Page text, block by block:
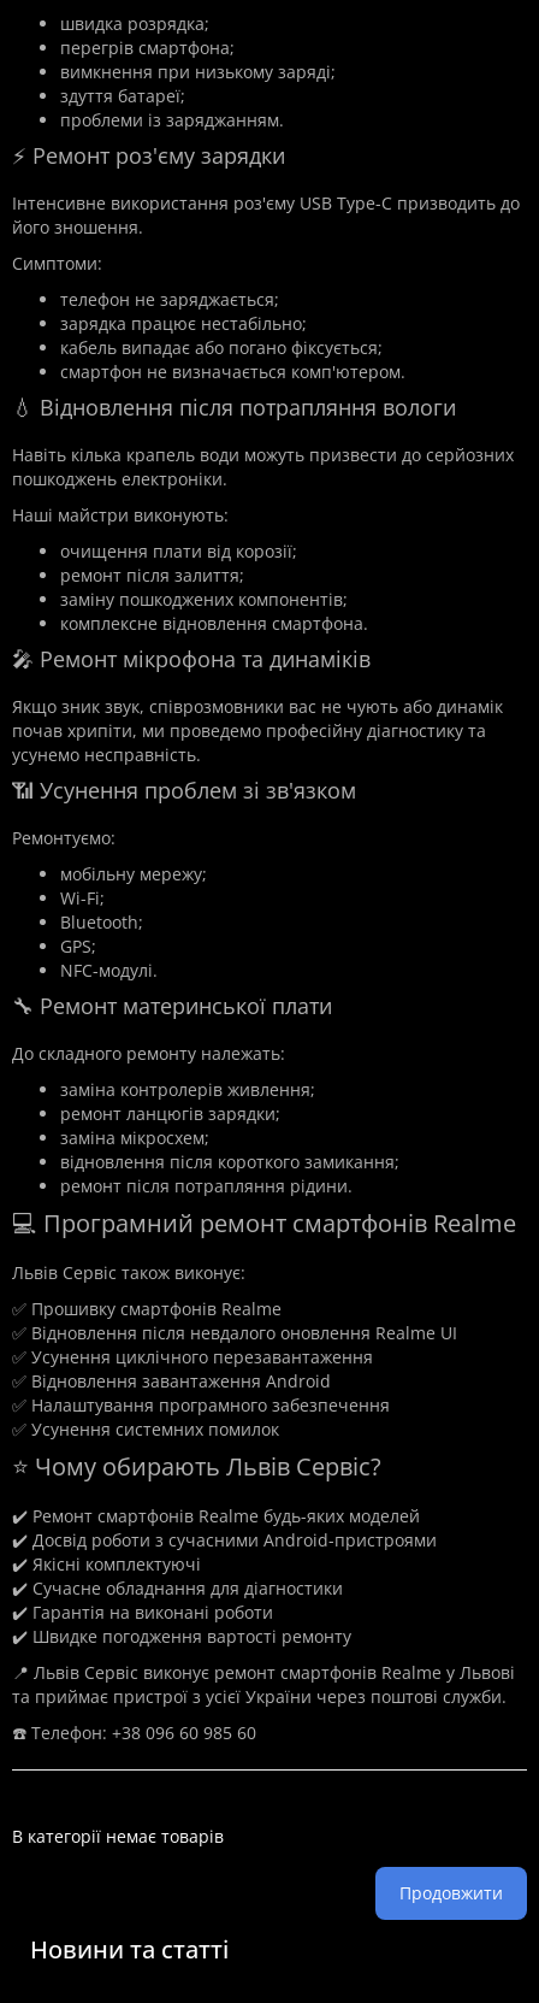
швидка розрядка;
перегрів смартфона;
вимкнення при низькому заряді;
здуття батареї;
проблеми із заряджанням.
⚡ Ремонт роз'єму зарядки
Інтенсивне використання роз'єму USB Type-C призводить до
його зношення.
Симптоми:
телефон не заряджається;
зарядка працює нестабільно;
кабель випадає або погано фіксується;
смартфон не визначається комп'ютером.
💧 Відновлення після потрапляння вологи
Навіть кілька крапель води можуть призвести до серйозних
пошкоджень електроніки.
Наші майстри виконують:
очищення плати від корозії;
ремонт після залиття;
заміну пошкоджених компонентів;
комплексне відновлення смартфона.
🎤 Ремонт мікрофона та динаміків
Якщо зник звук, співрозмовники вас не чують або динамік
почав хрипіти, ми проведемо професійну діагностику та
усунемо несправність.
📶 Усунення проблем зі зв'язком
Ремонтуємо:
мобільну мережу;
Wi-Fi;
Bluetooth;
GPS;
NFC-модулі.
🔧 Ремонт материнської плати
До складного ремонту належать:
заміна контролерів живлення;
ремонт ланцюгів зарядки;
заміна мікросхем;
відновлення після короткого замикання;
ремонт після потрапляння рідини.
💻 Програмний ремонт смартфонів Realme
Львів Сервіс також виконує:
✅ Прошивку смартфонів Realme
✅ Відновлення після невдалого оновлення Realme UI
✅ Усунення циклічного перезавантаження
✅ Відновлення завантаження Android
✅ Налаштування програмного забезпечення
✅ Усунення системних помилок
⭐ Чому обирають Львів Сервіс?
✔️ Ремонт смартфонів Realme будь-яких моделей
✔️ Досвід роботи з сучасними Android-пристроями
✔️ Якісні комплектуючі
✔️ Сучасне обладнання для діагностики
✔️ Гарантія на виконані роботи
✔️ Швидке погодження вартості ремонту
📍 Львів Сервіс виконує ремонт смартфонів Realme у Львові
та приймає пристрої з усієї України через поштові служби.
☎️ Телефон: +38 096 60 985 60
В категорії немає товарів
Продовжити
Новини та статті